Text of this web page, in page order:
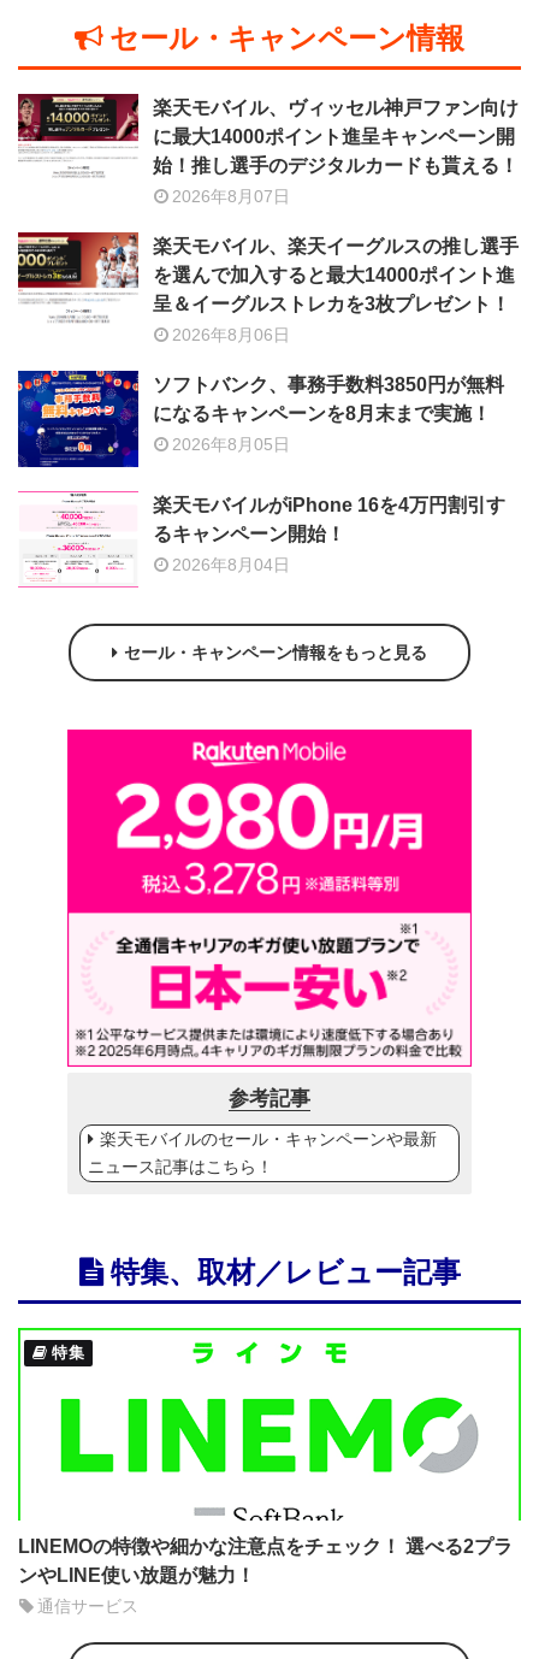
セール・キャンペーン情報
楽天モバイル、ヴィッセル神戸ファン向け
に最大14000ポイント進呈キャンペーン開
始！推し選手のデジタルカードも貰える！
2026年8月07日
楽天モバイル、楽天イーグルスの推し選手
を選んで加入すると最大14000ポイント進
呈＆イーグルストレカを3枚プレゼント！
2026年8月06日
ソフトバンク、事務手数料3850円が無料
になるキャンペーンを8月末まで実施！
2026年8月05日
楽天モバイルがiPhone 16を4万円割引す
るキャンペーン開始！
2026年8月04日
セール・キャンペーン情報をもっと見る
参考記事
楽天モバイルのセール・キャンペーンや最新
ニュース記事はこちら！
特集、取材／レビュー記事
特集
LINEMOの特徴や細かな注意点をチェック！ 選べる2プラ
ンやLINE使い放題が魅力！
通信サービス